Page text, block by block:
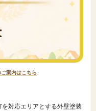
案内はこちら
対応エリアとする外壁塗装